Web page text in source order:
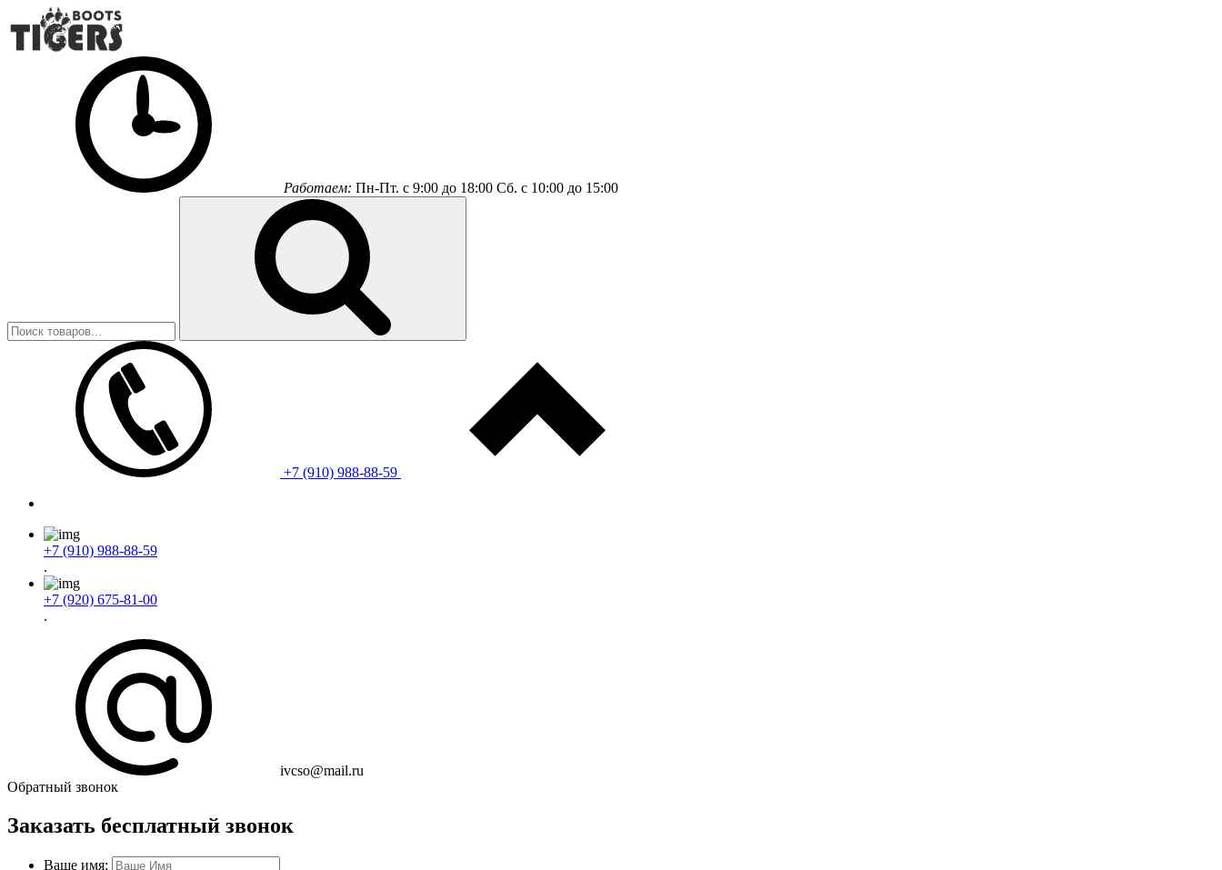
Работаем: Пн-Пт. с 9:00 до 18:00 Сб. с 10:00 до 15:00
+7 (910) 988-88-59
+7 (910) 988-88-59
.
+7 (920) 675-81-00
.
ivcso@mail.ru
Обратный звонок
Заказать бесплатный звонок
Ваше имя: